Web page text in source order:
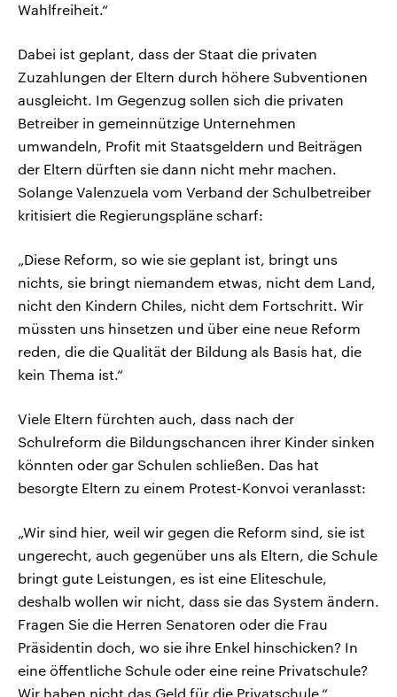
Wahlfreiheit.“
Dabei ist geplant, dass der Staat die privaten
Zuzahlungen der Eltern durch höhere Subventionen
ausgleicht. Im Gegenzug sollen sich die privaten
Betreiber in gemeinnützige Unternehmen
umwandeln, Profit mit Staatsgeldern und Beiträgen
der Eltern dürften sie dann nicht mehr machen.
Solange Valenzuela vom Verband der Schulbetreiber
kritisiert die Regierungspläne scharf:
„Diese Reform, so wie sie geplant ist, bringt uns
nichts, sie bringt niemandem etwas, nicht dem Land,
nicht den Kindern Chiles, nicht dem Fortschritt. Wir
müssten uns hinsetzen und über eine neue Reform
reden, die die Qualität der Bildung als Basis hat, die
kein Thema ist.“
Viele Eltern fürchten auch, dass nach der
Schulreform die Bildungschancen ihrer Kinder sinken
könnten oder gar Schulen schließen. Das hat
besorgte Eltern zu einem Protest-Konvoi veranlasst:
„Wir sind hier, weil wir gegen die Reform sind, sie ist
ungerecht, auch gegenüber uns als Eltern, die Schule
bringt gute Leistungen, es ist eine Eliteschule,
deshalb wollen wir nicht, dass sie das System ändern.
Fragen Sie die Herren Senatoren oder die Frau
Präsidentin doch, wo sie ihre Enkel hinschicken? In
eine öffentliche Schule oder eine reine Privatschule?
Wir haben nicht das Geld für die Privatschule.“